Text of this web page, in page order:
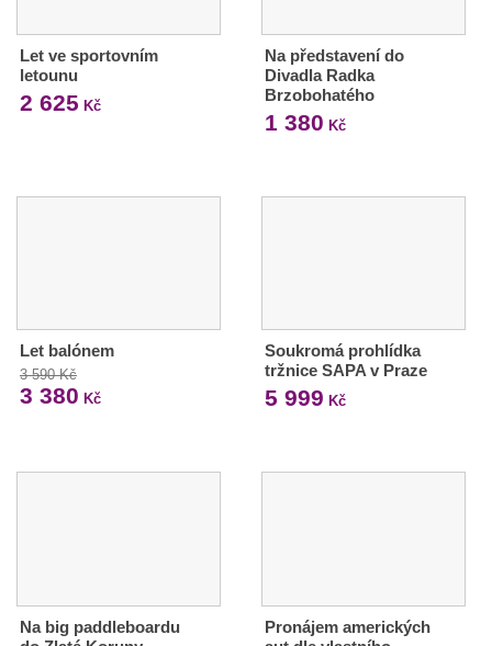
Let ve sportovním
letounu
2 625 Kč
Na představení do
Divadla Radka
Brzobohatého
1 380 Kč
Let balónem
3 590 Kč
3 380 Kč
Soukromá prohlídka
tržnice SAPA v Praze
5 999 Kč
Na big paddleboardu
Pronájem amerických